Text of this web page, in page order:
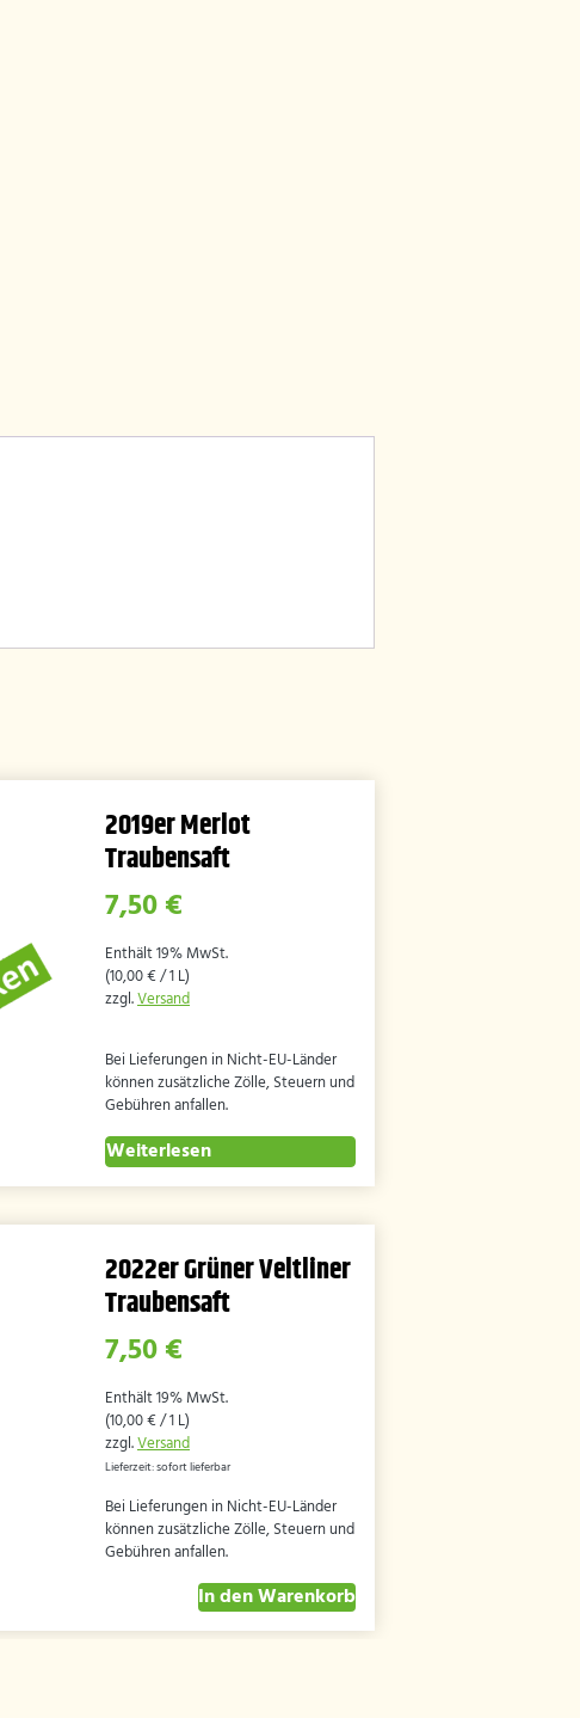
2019er Merlot
Traubensaft
7,50€
Enthält 19% MwSt.
(10,00€/ 1 L)
zzgl.Versand
Bei Lieferungen in Nicht-EU-Länder
können zusätzliche Zölle, Steuern und
Gebühren anfallen.
Weiterlesen
2022er Grüner Veltliner
Traubensaft
7,50€
Enthält 19% MwSt.
(10,00€/ 1 L)
zzgl.Versand
Lieferzeit: sofort lieferbar
Bei Lieferungen in Nicht-EU-Länder
können zusätzliche Zölle, Steuern und
Gebühren anfallen.
In den Warenkorb